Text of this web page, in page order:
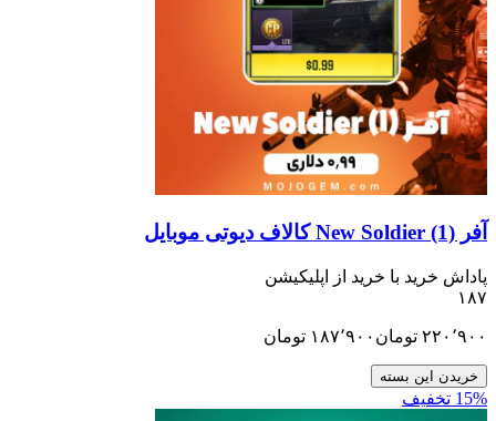
با خرید از اپلیکیشن
تومان ۱۸۷٬۹۰۰تومان
بسته